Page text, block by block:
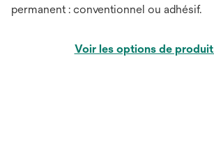
permanent : conventionnel ou adhésif.
Voir les options de produit